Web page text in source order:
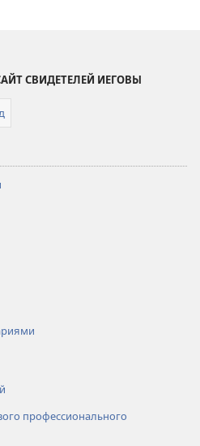
СВИДЕТЕЛЕЙ ИЕГОВЫ
профессионального